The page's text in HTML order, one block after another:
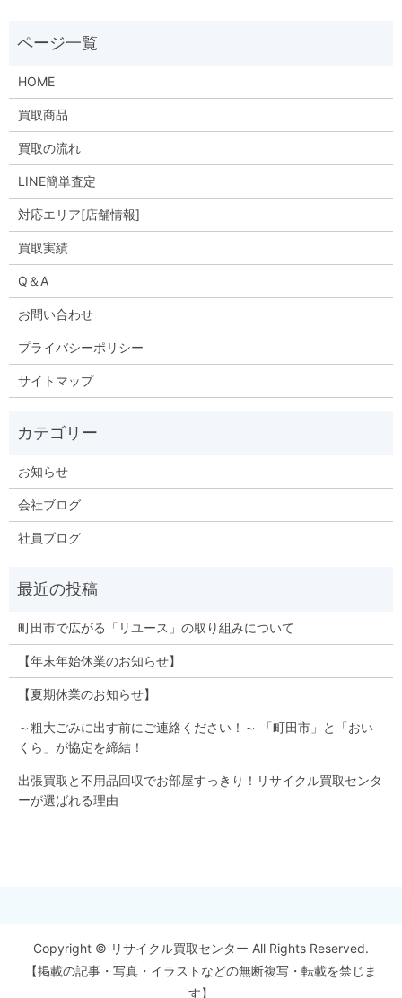
HOME
買取商品
買取の流れ
LINE簡単査定
対応エリア[店舗情報]
買取実績
Q＆A
お問い合わせ
プライバシーポリシー
サイトマップ
お知らせ
会社ブログ
社員ブログ
町田市で広がる「リユース」の取り組みについて
【年末年始休業のお知らせ】
【夏期休業のお知らせ】
～粗大ごみに出す前にご連絡ください！～ 「町田市」と「おい
くら」が協定を締結！
出張買取と不用品回収でお部屋すっきり！リサイクル買取センタ
ーが選ばれる理由
Copyright © リサイクル買取センター All Rights Reserved.
【掲載の記事・写真・イラストなどの無断複写・転載を禁じま
す】